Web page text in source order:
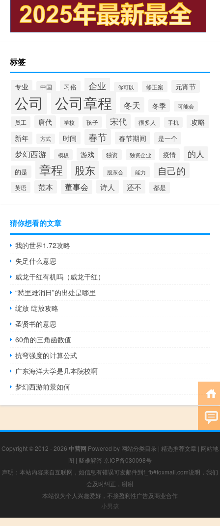
标签
专业 中国 习俗 企业 你可以 修正案 元宵节
公司 公司章程 冬天 冬季 可能会
员工 唐代 学校 孩子 宋代 很多人 手机 攻略
新年 方式 时间 春节 春节期间 是一个
梦幻西游 模板 游戏 独资 独资企业 疫情 的人
的是 章程 股东 股东会 能力 自己的
英语 范本 董事会 诗人 还不 都是
猜你想看的文章
我的世界1.72攻略
失足什么意思
威龙干红有机吗（威龙干红）
“愁里难消日”的出处是哪里
绽放 绽放攻略
圣贤书的意思
60角的三角函数值
抗弯强度的计算公式
广东海洋大学是几本院校啊
梦幻西游前景如何
Copyright © 2012 - 2026 中营网 Powered by 网站分类目录 | 精选推荐文章 | 网站地
图 | 疑难解答 京ICP备030098号
声明：本站内容来自互联网，如信息有错误可发邮件到f_fb#foxmail.com说明，我们
会及时纠正，谢谢
本站仅为个人兴趣爱好，不接盈利性广告及商业合作
小男孩